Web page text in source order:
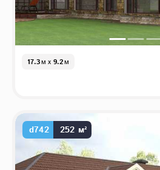
17.3м x 9.2м
d742 252 м²